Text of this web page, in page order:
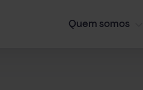
Quem somos